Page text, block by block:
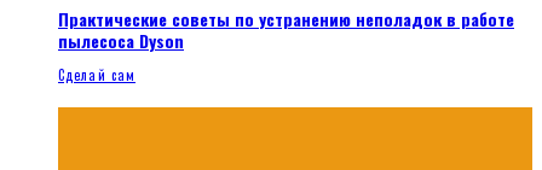
Практические советы по устранению неполадок в работе
пылесоса Dyson
Сделай сам